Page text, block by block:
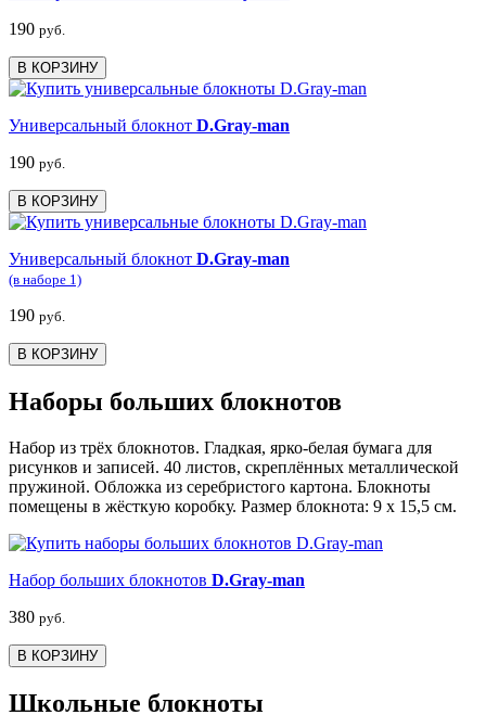
190 руб.
В КОРЗИНУ
Универсальный блокнот D.Gray-man
190 руб.
В КОРЗИНУ
Универсальный блокнот D.Gray-man
(в наборе 1)
190 руб.
В КОРЗИНУ
Наборы больших блокнотов
Набор из трёх блокнотов. Гладкая, ярко-белая бумага для
рисунков и записей. 40 листов, скреплённых металлической
пружиной. Обложка из серебристого картона. Блокноты
помещены в жёсткую коробку. Размер блокнота: 9 х 15,5 см.
Набор больших блокнотов D.Gray-man
380 руб.
В КОРЗИНУ
Школьные блокноты